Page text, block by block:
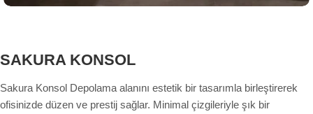
SAKURA KONSOL
Sakura Konsol Depolama alanını estetik bir tasarımla birleştirerek
ofisinizde düzen ve prestij sağlar. Minimal çizgileriyle şık bir